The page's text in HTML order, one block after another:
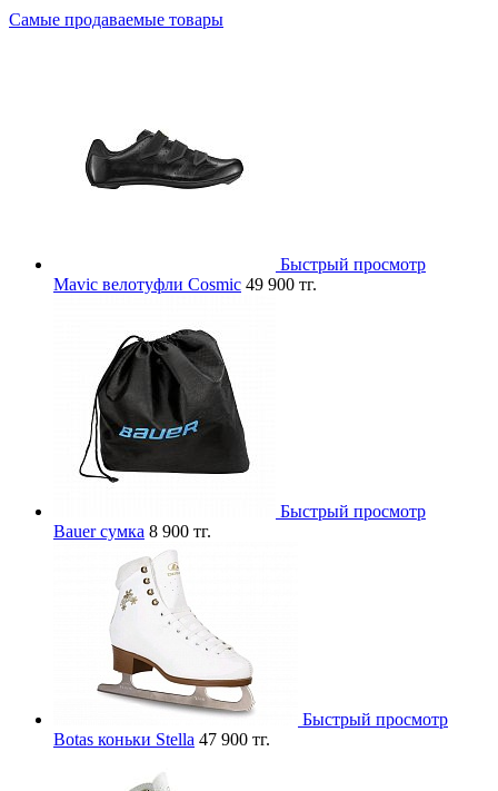
Самые продаваемые товары
Быстрый просмотр
Mavic велотуфли Cosmic 49 900 тг.
Быстрый просмотр
Bauer сумка 8 900 тг.
Быстрый просмотр
Botas коньки Stella 47 900 тг.